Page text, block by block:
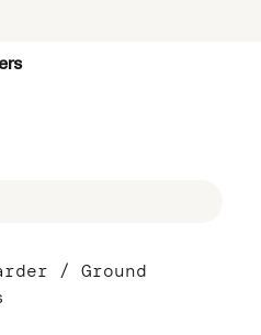
/ Ground